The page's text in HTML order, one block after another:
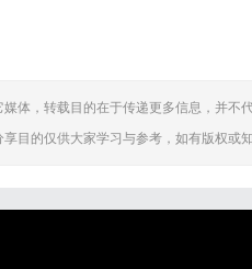
体，转载目的在于传递更多信息，并
目的仅供大家学习与参考，如有版权或